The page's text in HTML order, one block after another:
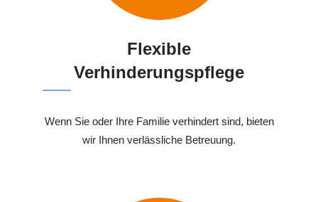
Flexible
Verhinderungspflege
Wenn Sie oder Ihre Familie verhindert sind, bieten
wir Ihnen verlässliche Betreuung.